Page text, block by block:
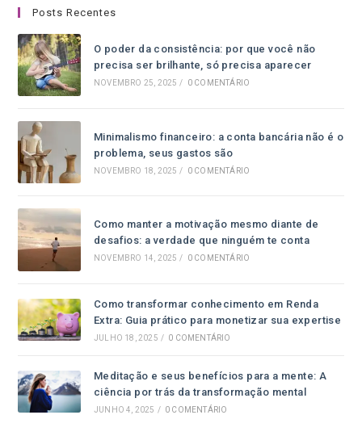
Posts Recentes
O poder da consistência: por que você não
precisa ser brilhante, só precisa aparecer
NOVEMBRO 25, 2025 / 0 COMENTÁRIO
Minimalismo financeiro: a conta bancária não é o
problema, seus gastos são
NOVEMBRO 18, 2025 / 0 COMENTÁRIO
Como manter a motivação mesmo diante de
desafios: a verdade que ninguém te conta
NOVEMBRO 14, 2025 / 0 COMENTÁRIO
Como transformar conhecimento em Renda
Extra: Guia prático para monetizar sua expertise
JULHO 18, 2025 / 0 COMENTÁRIO
Meditação e seus benefícios para a mente: A
ciência por trás da transformação mental
JUNHO 4, 2025 / 0 COMENTÁRIO